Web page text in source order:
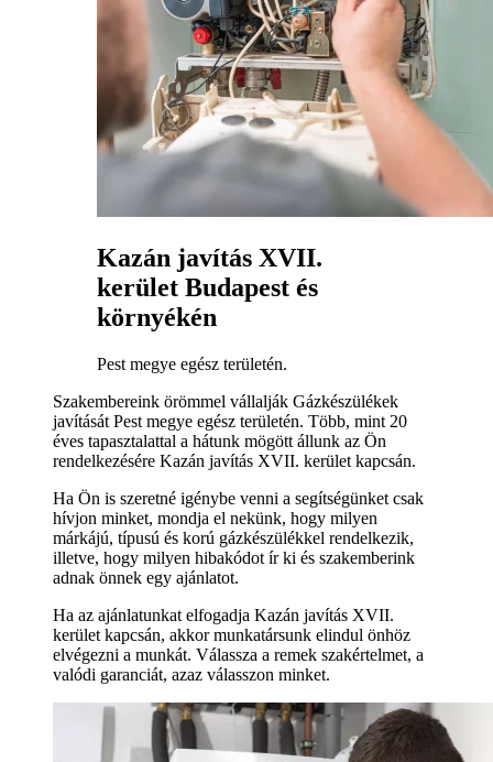
Kazán javítás XVII.
kerület Budapest és
környékén
Pest megye egész területén.
Szakembereink örömmel vállalják Gázkészülékek
javítását Pest megye egész területén. Több, mint 20
éves tapasztalattal a hátunk mögött állunk az Ön
rendelkezésére Kazán javítás XVII. kerület kapcsán.
Ha Ön is szeretné igénybe venni a segítségünket csak
hívjon minket, mondja el nekünk, hogy milyen
márkájú, típusú és korú gázkészülékkel rendelkezik,
illetve, hogy milyen hibakódot ír ki és szakemberink
adnak önnek egy ajánlatot.
Ha az ajánlatunkat elfogadja Kazán javítás XVII.
kerület kapcsán, akkor munkatársunk elindul önhöz
elvégezni a munkát. Válassza a remek szakértelmet, a
valódi garanciát, azaz válasszon minket.